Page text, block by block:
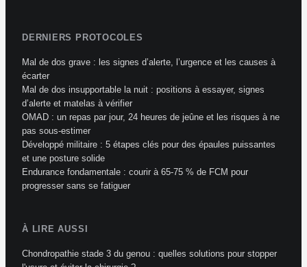
DERNIERS PROTOCOLES
Mal de dos grave : les signes d’alerte, l’urgence et les causes à
écarter
Mal de dos insupportable la nuit : positions à essayer, signes
d’alerte et matelas à vérifier
OMAD : un repas par jour, 24 heures de jeûne et les risques à ne
pas sous-estimer
Développé militaire : 5 étapes clés pour des épaules puissantes
et une posture solide
Endurance fondamentale : courir à 65-75 % de FCM pour
progresser sans se fatiguer
À LIRE AUSSI
Chondropathie stade 3 du genou : quelles solutions pour stopper